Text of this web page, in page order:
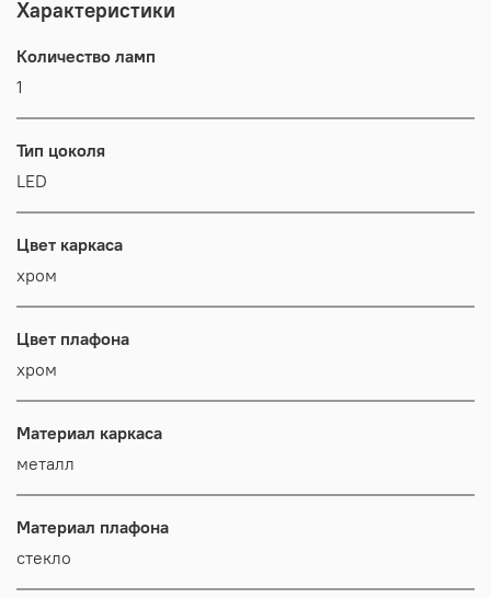
Характеристики
Количество ламп
1
Тип цоколя
LED
Цвет каркаса
хром
Цвет плафона
хром
Материал каркаса
металл
Материал плафона
стекло